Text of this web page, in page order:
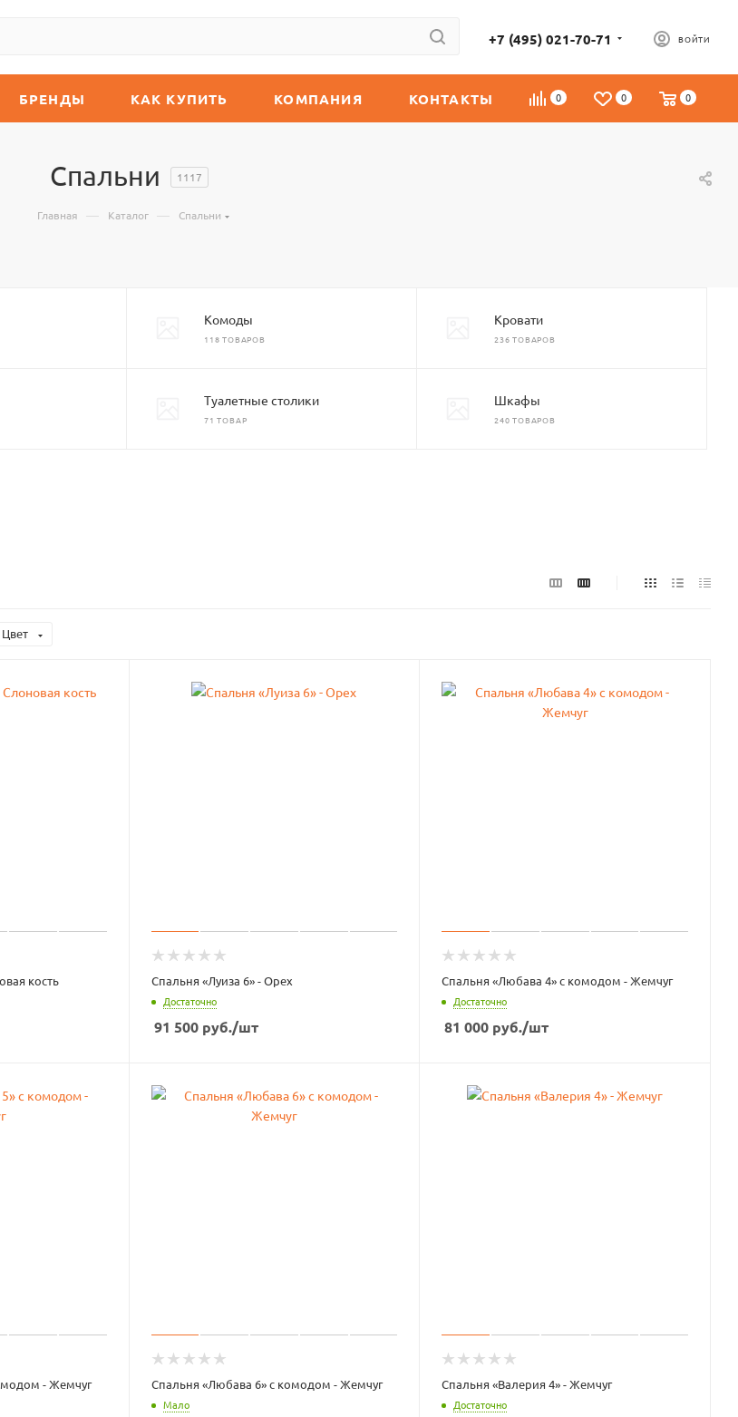
+7 (495) 021-70-71 ВОЙТИ
0 0 0
БРЕНДЫ КАК КУПИТЬ КОМПАНИЯ КОНТАКТЫ
Спальни 1117
Главная — Каталог — Спальни
Комоды
118 ТОВАРОВ
Кровати
236 ТОВАРОВ
Туалетные столики
71 ТОВАР
Шкафы
240 ТОВАРОВ
Цвет
кость Спальня «Луиза 6» - Орех
Достаточно
91 500руб./шт
Спальня «Любава 4» с комодом - Жемчуг
Достаточно
81 000 руб./шт
- Жемчуг Спальня «Любава 6» с комодом - Жемчуг
Мало
Спальня «Валерия 4» - Жемчуг
Достаточно